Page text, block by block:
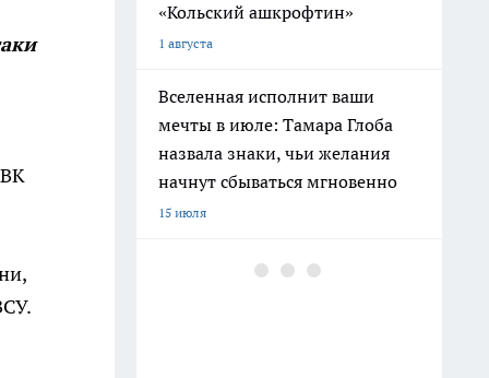
«Кольский ашкрофтин»
1 августа
Вселенная исполнит ваши
мечты в июле: Тамара Глоба
назвала знаки, чьи желания
начнут сбываться мгновенно
15 июля
Ленинград окружен реками и